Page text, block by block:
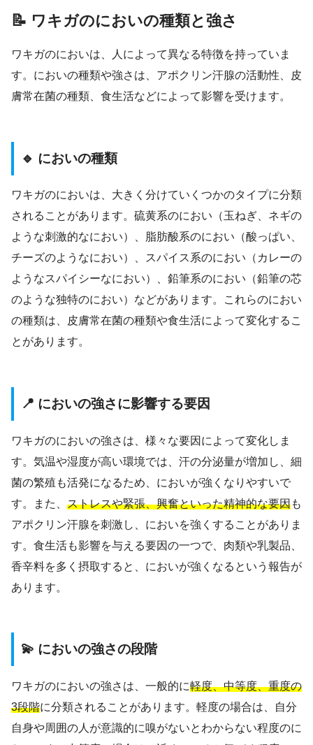
📝 ワキガのにおいの種類と強さ
ワキガのにおいは、人によって異なる特徴を持っていま
す。においの種類や強さは、アポクリン汗腺の活動性、皮
膚常在菌の種類、食生活などによって影響を受けます。
🔹 においの種類
ワキガのにおいは、大きく分けていくつかのタイプに分類
されることがあります。硫黄系のにおい（玉ねぎ、ネギの
ような刺激的なにおい）、脂肪酸系のにおい（酸っぱい、
チーズのようなにおい）、スパイス系のにおい（カレーの
ようなスパイシーなにおい）、鉛筆系のにおい（鉛筆の芯
のような独特のにおい）などがあります。これらのにおい
の種類は、皮膚常在菌の種類や食生活によって変化するこ
とがあります。
📍 においの強さに影響する要因
ワキガのにおいの強さは、様々な要因によって変化しま
す。気温や湿度が高い環境では、汗の分泌量が増加し、細
菌の繁殖も活発になるため、においが強くなりやすいで
す。また、 ストレスや緊張、興奮といった精神的な要因も
アポクリン汗腺を刺激し、においを強くすることがありま
す。食生活も影響を与える要因の一つで、肉類や乳製品、
香辛料を多く摂取すると、においが強くなるという報告が
あります。
💫 においの強さの段階
ワキガのにおいの強さは、一般的に軽度、中等度、重度の
3段階に分類されることがあります。軽度の場合は、自分
自身や周囲の人が意識的に嗅がないとわからない程度のに